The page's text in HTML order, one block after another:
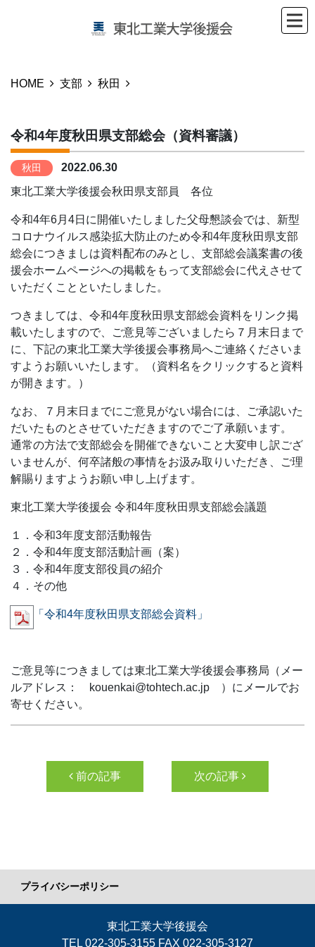
HOME 支部 秋田
令和4年度秋田県支部総会（資料審議）
秋田
2022.06.30
東北工業大学後援会秋田県支部員 各位
令和4年6月4日に開催いたしました父母懇談会では、新型
コロナウイルス感染拡大防止のため令和4年度秋田県支部
総会につきましは資料配布のみとし、支部総会議案書の後
援会ホームページへの掲載をもって支部総会に代えさせて
いただくことといたしました。
つきましては、令和4年度秋田県支部総会資料をリンク掲
載いたしますので、ご意見等ございましたら７月末日まで
に、下記の東北工業大学後援会事務局へご連絡くださいま
すようお願いいたします。（資料名をクリックすると資料
が開きます。）
なお、７月末日までにご意見がない場合には、ご承認いた
だいたものとさせていただきますのでご了承願います。
通常の方法で支部総会を開催できないこと大変申し訳ござ
いませんが、何卒諸般の事情をお汲み取りいただき、ご理
解賜りますようお願い申し上げます。
東北工業大学後援会 令和4年度秋田県支部総会議題
１．令和3年度支部活動報告
２．令和4年度支部活動計画（案）
３．令和4年度支部役員の紹介
４．その他
「令和4年度秋田県支部総会資料」
ご意見等につきましては東北工業大学後援会事務局（メー
ルアドレス： kouenkai@tohtech.ac.jp ）にメールでお
寄せください。
投稿ナビゲーション
前の記事 次の記事
プライバシーポリシー
東北工業大学後援会
TEL 022-305-3155 FAX 022-305-3127